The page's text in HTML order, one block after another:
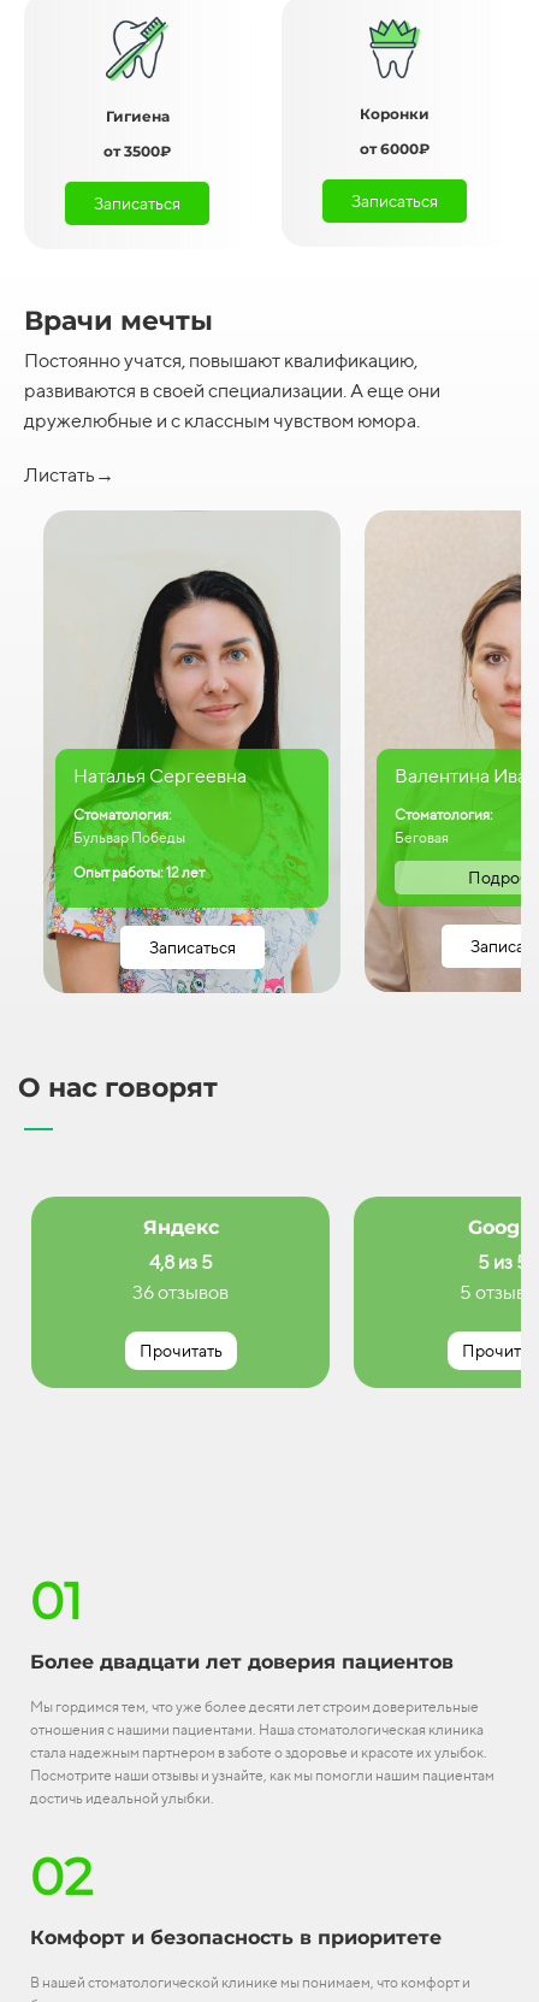
Гигиена
от 3500₽
Записаться
Коронки
от 6000₽
Записаться
Врачи мечты
Постоянно учатся, повышают квалификацию,
развиваются в своей специализации. А еще они
дружелюбные и с классным чувством юмора.
Листать→
Наталья Сергеевна
Стоматология:
Бульвар Победы
Опыт работы: 12 лет
Записаться
Валентина
Стоматология:
Беговая
О нас говорят
Яндекс
4,8 из 5
36 отзывов
Прочитать
Google
5 из 5
5
01
Более двадцати лет доверия пациентов
Мы гордимся тем, что уже более десяти лет строим доверительные
отношения с нашими пациентами. Наша стоматологическая клиника
стала надежным партнером в заботе о здоровье и красоте их улыбок.
Посмотрите наши отзывы и узнайте, как мы помогли нашим пациентам
достичь идеальной улыбки.
02
Комфорт и безопасность в приоритете
В нашей стоматологической клинике мы понимаем, что комфорт и